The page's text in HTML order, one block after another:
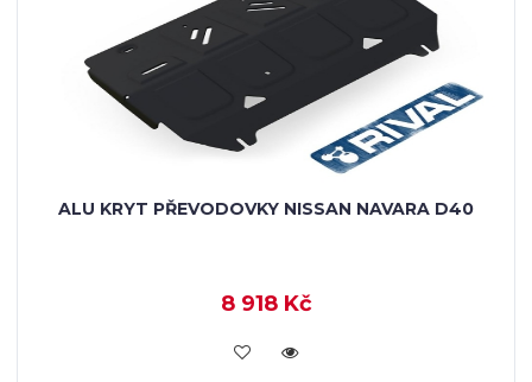
ALU KRYT PŘEVODOVKY NISSAN NAVARA D40
8 918 Kč
KOUPIT